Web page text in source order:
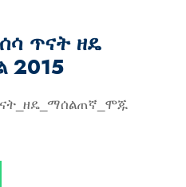
ጥናት ዘዴ
2015